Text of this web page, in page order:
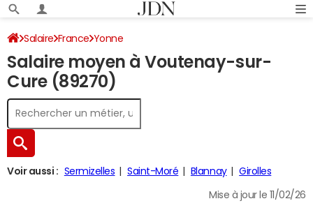
Salaire France Yonne
Salaire moyen à Voutenay-sur-
Cure (89270)
Voir aussi : Sermizelles Saint-Moré Blannay Girolles
Mise à jour le 11/02/26